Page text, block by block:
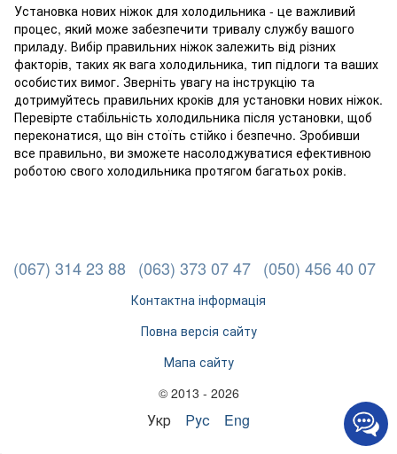
Установка нових ніжок для холодильника - це важливий
процес, який може забезпечити тривалу службу вашого
приладу. Вибір правильних ніжок залежить від різних
факторів, таких як вага холодильника, тип підлоги та ваших
особистих вимог. Зверніть увагу на інструкцію та
дотримуйтесь правильних кроків для установки нових ніжок.
Перевірте стабільність холодильника після установки, щоб
переконатися, що він стоїть стійко і безпечно. Зробивши
все правильно, ви зможете насолоджуватися ефективною
роботою свого холодильника протягом багатьох років.
(067) 314 23 88 (063) 373 07 47 (050) 456 40 07
Контактна інформація
Повна версія сайту
Мапа сайту
© 2013 - 2026
Укр Рус Eng